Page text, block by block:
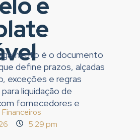
é o documento
define prazos, alçadas
exceções e regras
liquidação de
fornecedores e
5:29 pm